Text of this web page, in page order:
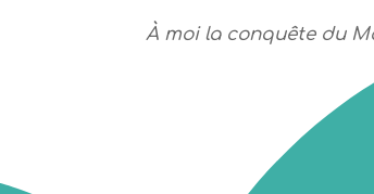
À moi la conquête du